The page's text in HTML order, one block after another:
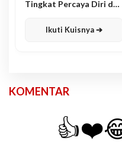
Tingkat Percaya Diri dan
Ikuti Kuisnya ➔
KOMENTAR
👍❤️